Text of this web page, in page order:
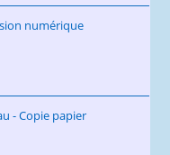
numérique
- Copie papier